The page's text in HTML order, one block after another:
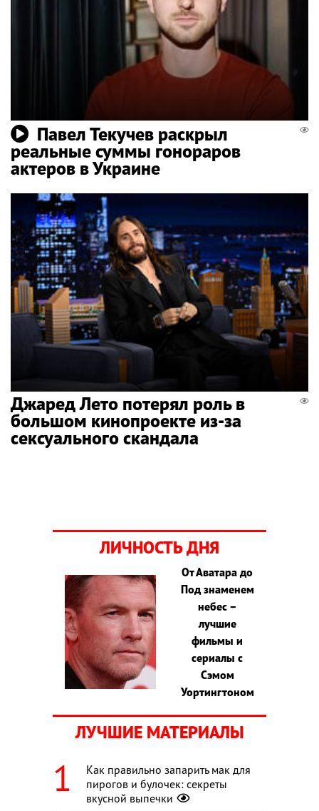
Павел Текучев раскрыл
реальные суммы гонораров
актеров в Украине
Джаред Лето потерял роль в
большом кинопроекте из-за
сексуального скандала
ЛИЧНОСТЬ ДНЯ
От Аватара до
Под знаменем
небес –
лучшие
фильмы и
сериалы с
Сэмом
Уортингтоном
ЛУЧШИЕ МАТЕРИАЛЫ
Как правильно запарить мак для
пирогов и булочек: секреты
вкусной выпечки